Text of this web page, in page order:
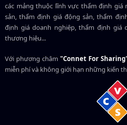
các mảng thuộc lĩnh vực thẩm định giá
sản, thẩm định giá động sản, thẩm
định giá doanh nghiệp, thẩm định
thương hiệu...
Với phương châm"Connet For
miễn phí và không giới hạn những kiến